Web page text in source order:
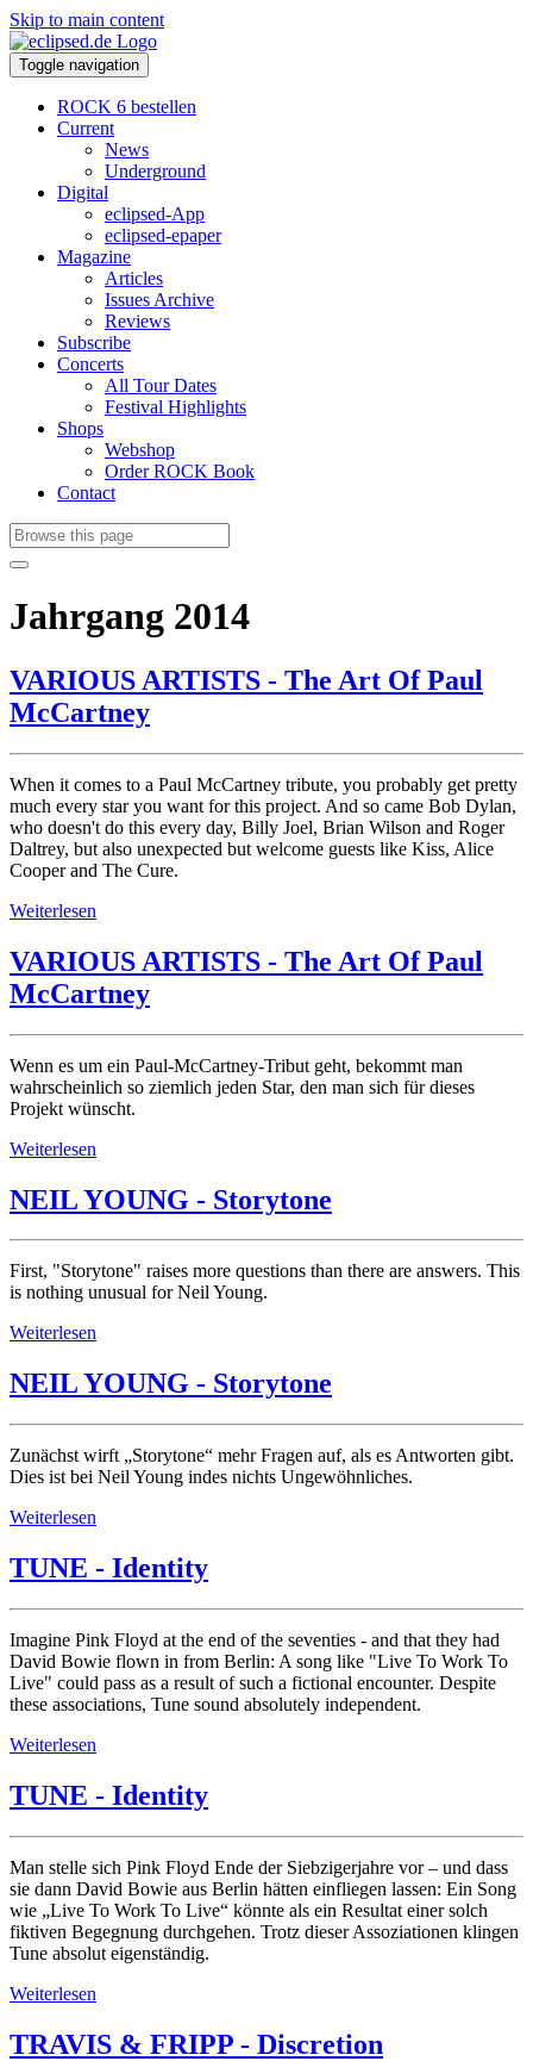
Skip to main content
Toggle navigation
ROCK 6 bestellen
Current
News
Underground
Digital
eclipsed-App
eclipsed-epaper
Magazine
Articles
Issues Archive
Reviews
Subscribe
Concerts
All Tour Dates
Festival Highlights
Shops
Webshop
Order ROCK Book
Contact
Jahrgang 2014
VARIOUS ARTISTS - The Art Of Paul
McCartney
When it comes to a Paul McCartney tribute, you probably get pretty
much every star you want for this project. And so came Bob Dylan,
who doesn't do this every day, Billy Joel, Brian Wilson and Roger
Daltrey, but also unexpected but welcome guests like Kiss, Alice
Cooper and The Cure.
Weiterlesen
VARIOUS ARTISTS - The Art Of Paul
McCartney
Wenn es um ein Paul-McCartney-Tribut geht, bekommt man
wahrscheinlich so ziemlich jeden Star, den man sich für dieses
Projekt wünscht.
Weiterlesen
NEIL YOUNG - Storytone
First, "Storytone" raises more questions than there are answers. This
is nothing unusual for Neil Young.
Weiterlesen
NEIL YOUNG - Storytone
Zunächst wirft „Storytone“ mehr Fragen auf, als es Antworten gibt.
Dies ist bei Neil Young indes nichts Ungewöhnliches.
Weiterlesen
TUNE - Identity
Imagine Pink Floyd at the end of the seventies - and that they had
David Bowie flown in from Berlin: A song like "Live To Work To
Live" could pass as a result of such a fictional encounter. Despite
these associations, Tune sound absolutely independent.
Weiterlesen
TUNE - Identity
Man stelle sich Pink Floyd Ende der Siebzigerjahre vor – und dass
sie dann David Bowie aus Berlin hätten einfliegen lassen: Ein Song
wie „Live To Work To Live“ könnte als ein Resultat einer solch
fiktiven Begegnung durchgehen. Trotz dieser Assoziationen klingen
Tune absolut eigenständig.
Weiterlesen
TRAVIS & FRIPP - Discretion